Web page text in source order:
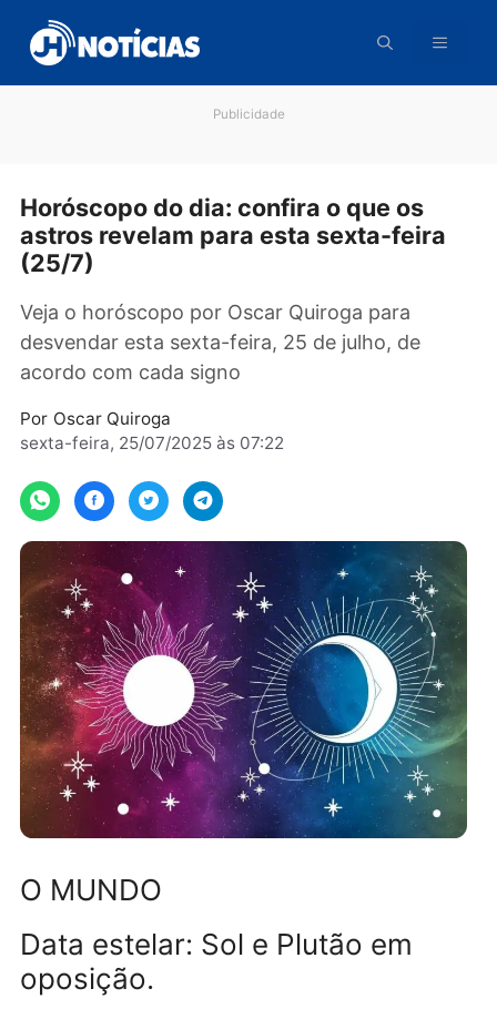
para
conteúdo
Horóscopo do dia: confira o que os
astros revelam para esta sexta-feira
Veja o horóscopo por Oscar Quiroga para
desvendar esta sexta-feira, 25 de julho, de
acordo com cada signo
sexta-feira, 25/07/2025 às 07:22
O MUNDO